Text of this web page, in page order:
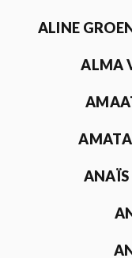
ALINE
ALMA
AMATA
ANAÏS